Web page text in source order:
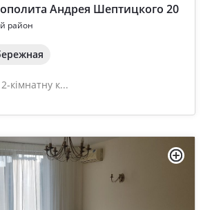
Андрея Шептицкого 20
район
кімнатну к...